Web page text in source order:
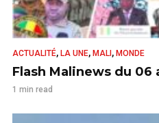
ACTUALITÉ, LA UNE, MALI , MONDE
Flash Malinews du 06
1 min read